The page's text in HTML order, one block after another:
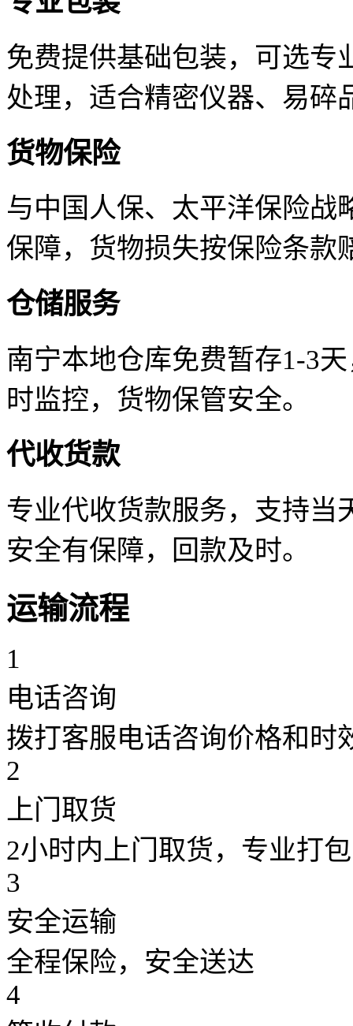
免费提供基础包装，可选专
处理，适合精密仪器、易碎
货物保险
与中国人保、太平洋保险战
保障，货物损失按保险条款
仓储服务
南宁本地仓库免费暂存1-3
时监控，货物保管安全。
代收货款
专业代收货款服务，支持当
安全有保障，回款及时。
运输流程
1
电话咨询
拨打客服电话咨询价格和时
2
上门取货
2小时内上门取货，专业打包
3
安全运输
全程保险，安全送达
4